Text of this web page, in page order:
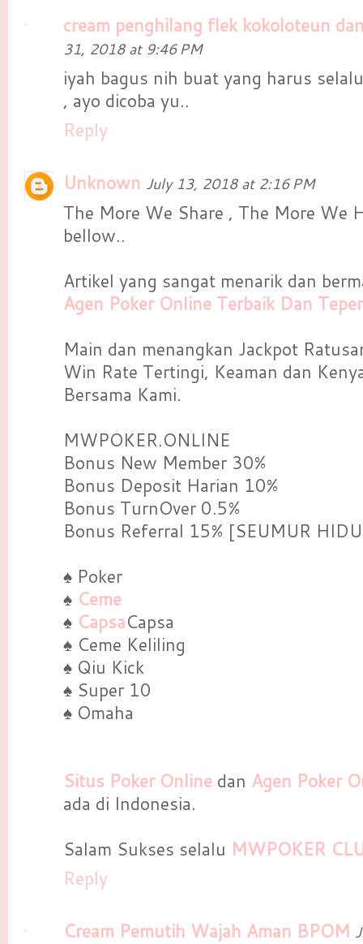
cream penghilang flek kokoloteun
31, 2018 at 9:46 PM
iyah bagus nih buat yang harus
, ayo dicoba yu..
Reply
Unknown July 13, 2018 at 2:16 PM
The More We Share , The More We
bellow..
Artikel yang sangat menarik dan
Agen Poker Online Terbaik Dan
Main dan menangkan Jackpot
Win Rate Tertingi, Keaman dan
Bersama Kami.
MWPOKER.ONLINE
Bonus New Member 30%
Bonus Deposit Harian 10%
Bonus TurnOver 0.5%
Bonus Referral 15% [SEUMUR
♠ Poker
♠ Ceme
♠ CapsaCapsa
♠ Ceme Keliling
♠ Qiu Kick
♠ Super 10
♠ Omaha
Situs Poker Online dan Agen Poker
ada di Indonesia.
Salam Sukses selalu MWPOKER
Reply
Cream Pemutih Wajah Aman BPOM